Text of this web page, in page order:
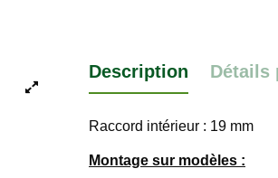
Description Détails
Raccord intérieur : 19 mm
Montage sur modèles :